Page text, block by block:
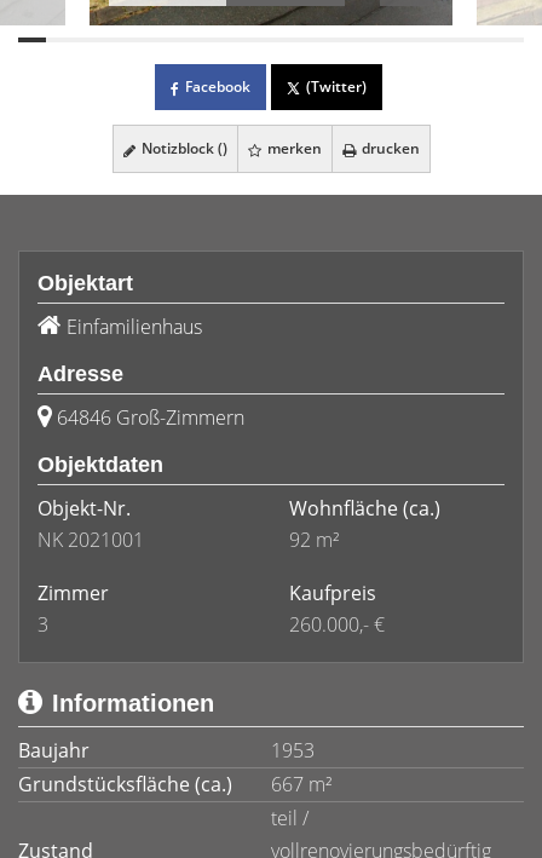
Facebook (Twitter)
Notizblock () merken drucken
Objektart
Einfamilienhaus
Adresse
64846 Groß-Zimmern
Objektdaten
Objekt-Nr.
NK 2021001
Wohnfläche (ca.)
92 m²
Zimmer
3
Kaufpreis
260.000,- €
Informationen
Baujahr
1953
Grundstücksfläche (ca.)
667 m²
Zustand
teil /
vollrenovierungsbedürftig